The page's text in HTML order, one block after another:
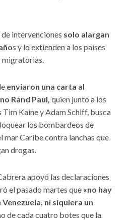
intervenciones solo alargan
s y lo extienden a los países
migratorias.
enviaron una carta al
Rand Paul, quien junto a los
Kaine y Adam Schiff, busca
los bombardeos de
mar Caribe contra lanchas que
drogas.
apoyó las declaraciones
el pasado martes que «no hay
ni siquiera un
de cada cuatro botes que la